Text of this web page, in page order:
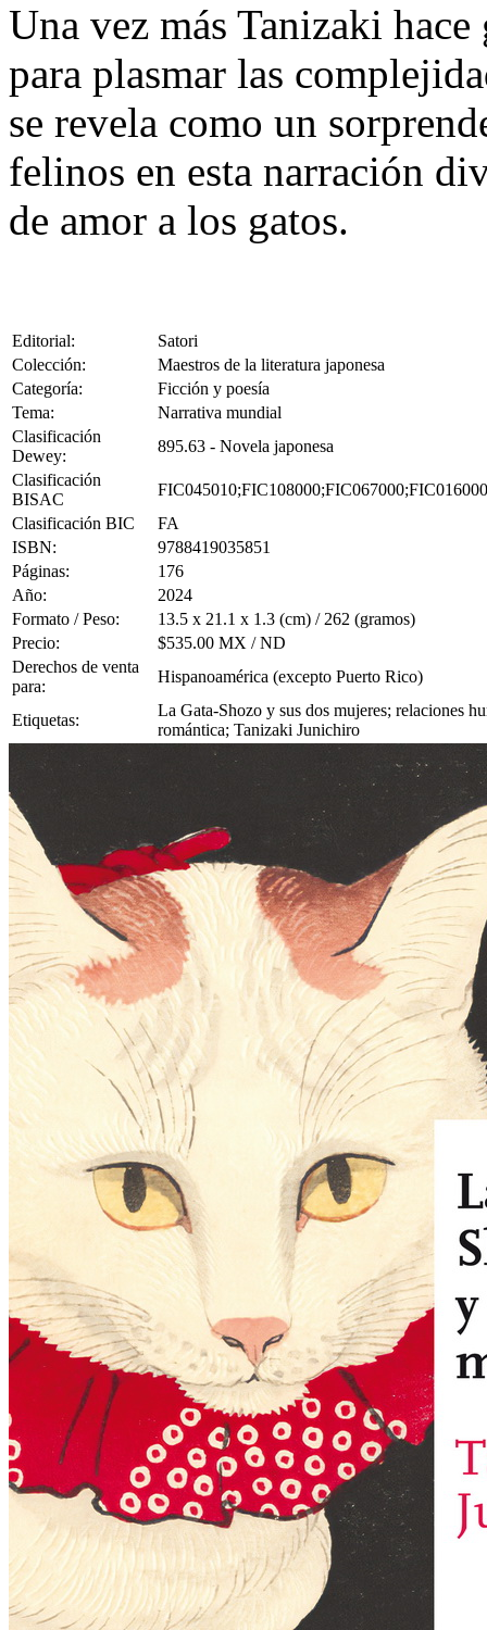
Una vez más Tanizaki
para plasmar las
se revela como un
felinos en esta narración
de amor a los gatos.
Editorial:
Satori
Colección:
Maestros de la literatura japonesa
Categoría:
Ficción y poesía
Tema:
Narrativa mundial
Clasificación
Dewey:
895.63 - Novela japonesa
Clasificación
BISAC
FIC045010;FIC108000;FIC067000;FIC016000
Clasificación BIC
FA
ISBN:
9788419035851
Páginas:
176
Año:
2024
Formato / Peso:
13.5 x 21.1 x 1.3 (cm) / 262 (gramos)
Precio:
$535.00 MX / ND
Derechos de venta
para:
Hispanoamérica (excepto Puerto Rico)
Etiquetas:
La Gata-Shozo y sus dos mujeres; relaciones
romántica; Tanizaki Junichiro